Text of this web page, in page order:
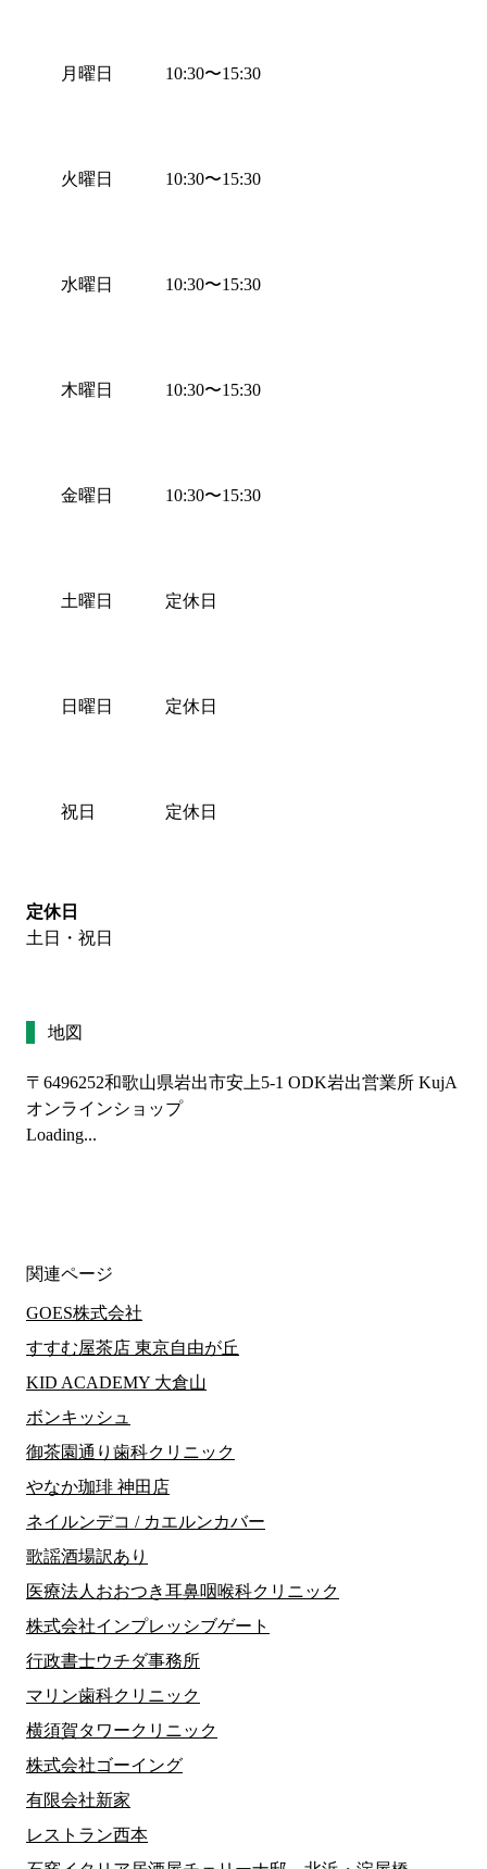
月曜日
火曜日
水曜日
木曜日
金曜日
土曜日
日曜日
祝日
10:30〜15:30
10:30〜15:30
10:30〜15:30
10:30〜15:30
10:30〜15:30
定休日
定休日
定休日
定休日
土日・祝日
地図
〒6496252和歌山県岩出市安上5-1 ODK岩出営業所 KujA
オンラインショップ
Loading...
関連ページ
GOES株式会社
すすむ屋茶店 東京自由が丘
KID ACADEMY 大倉山
ボンキッシュ
御茶園通り歯科クリニック
やなか珈琲 神田店
ネイルンデコ / カエルンカバー
歌謡酒場訳あり
医療法人おおつき耳鼻咽喉科クリニック
株式会社インプレッシブゲート
行政書士ウチダ事務所
マリン歯科クリニック
横須賀タワークリニック
株式会社ゴーイング
有限会社新家
レストラン西本